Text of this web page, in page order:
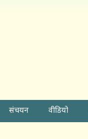
संचयन वीडियो